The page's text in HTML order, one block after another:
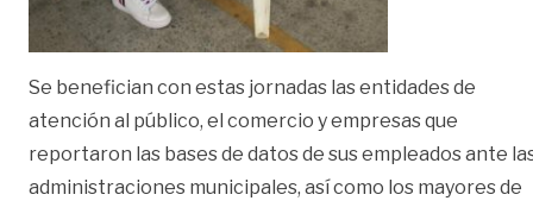
Se benefician con estas jornadas las entidades de
atención al público, el comercio y empresas que
reportaron las bases de datos de sus empleados ante
administraciones municipales, así como los mayores de